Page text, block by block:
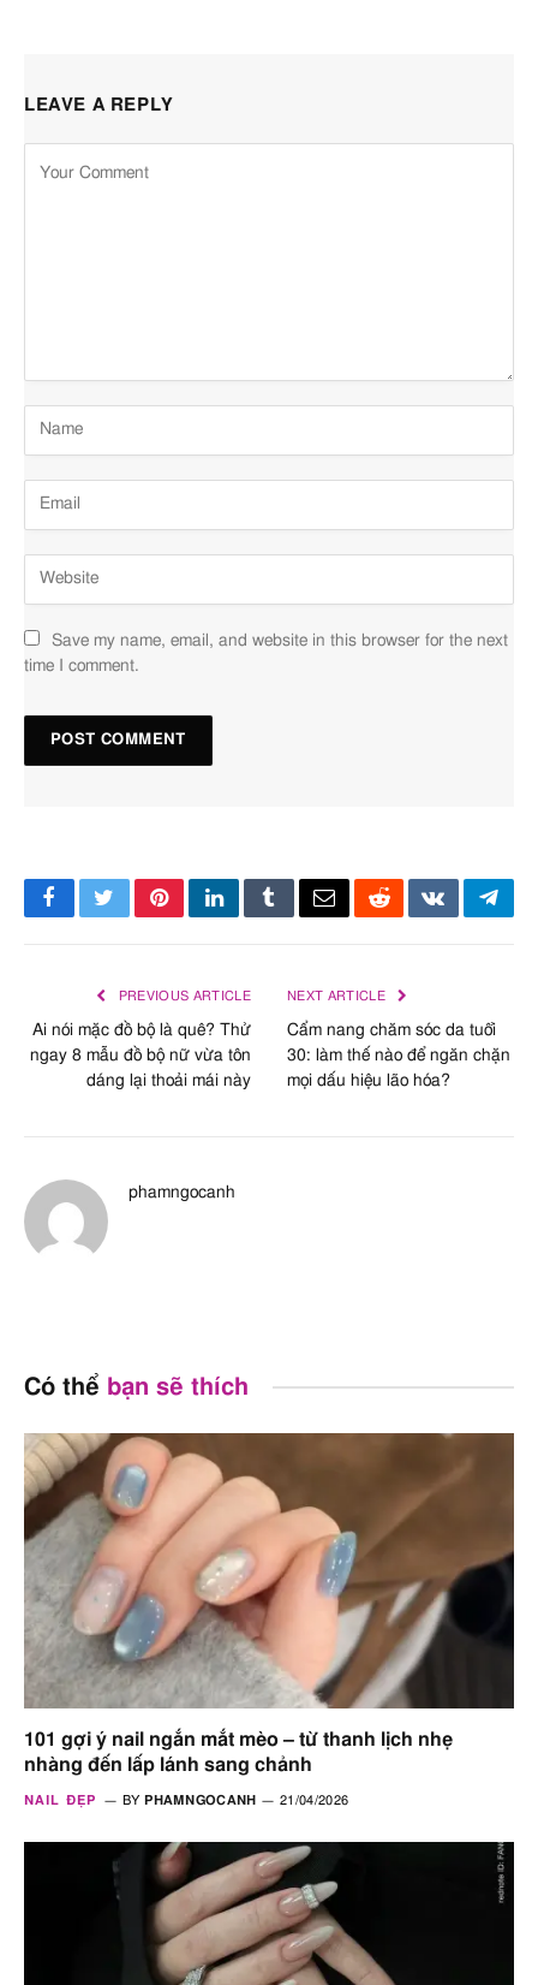
LEAVE A REPLY
Save my name, email, and website in this browser for the next
time I comment.
FacebookTwitterPinterestLinkedInTumblrEmailRedditVKontakte
PREVIOUS ARTICLE
Ai nói mặc đồ bộ là quê? Thử
ngay 8 mẫu đồ bộ nữ vừa tôn
dáng lại thoải mái này
NEXT ARTICLE
Cẩm nang chăm sóc da tuổi
30: làm thế nào để ngăn chặn
mọi dấu hiệu lão hóa?
phamngocanh
Có thể bạn sẽ thích
101 gợi ý nail ngắn mắt mèo – từ thanh lịch nhẹ
nhàng đến lấp lánh sang chảnh
NAIL ĐẸP BY PHAMNGOCANH 21/04/2026